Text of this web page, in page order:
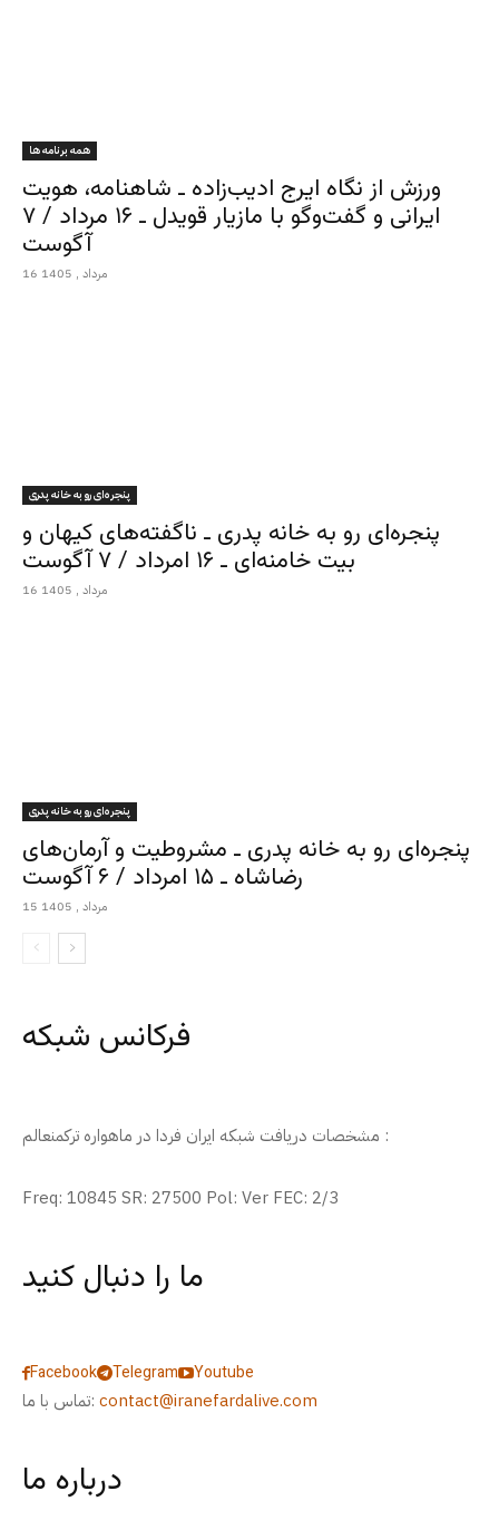
همه برنامه ها
ورزش از نگاه ایرج ادیب‌زاده ـ شاهنامه، هویت
ایرانی و گفت‌وگو با مازیار قویدل ـ ۱۶ مرداد / ۷
آگوست
16 مرداد , 1405
پنجره‌ای رو به خانه پدری
پنجره‌ای رو به خانه پدری ـ ناگفته‌های کیهان و
بیت خامنه‌ای ـ ۱۶ امرداد / ۷ آگوست
16 مرداد , 1405
پنجره‌ای رو به خانه پدری
پنجره‌ای رو به خانه پدری ـ مشروطیت و آرمان‌های
رضاشاه ـ ۱۵ امرداد / ۶ آگوست
15 مرداد , 1405
فرکانس شبکه
مشخصات دریافت شبکه ایران فردا در ماهواره ترکمنعالم :
Freq: 10845 SR: 27500 Pol: Ver FEC: 2/3
ما را دنبال کنید
Facebook Telegram
Youtube
تماس با ما: contact@iranefardalive.com
درباره ما